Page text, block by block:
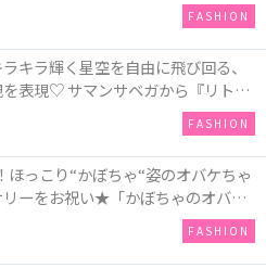
FASHION
キラ輝く星空を自由に飛び回る、
表現♡ サマンサベガから『リトル
50周年アニバーサリーイヤー』を
FASHION
っこり“かぼちゃ“姿のオバケちゃ
リーをお祝い★「かぼちゃのオバケ
」が新発売！Q-pot CAFE.では
バケーキプレート」も登場
FASHION